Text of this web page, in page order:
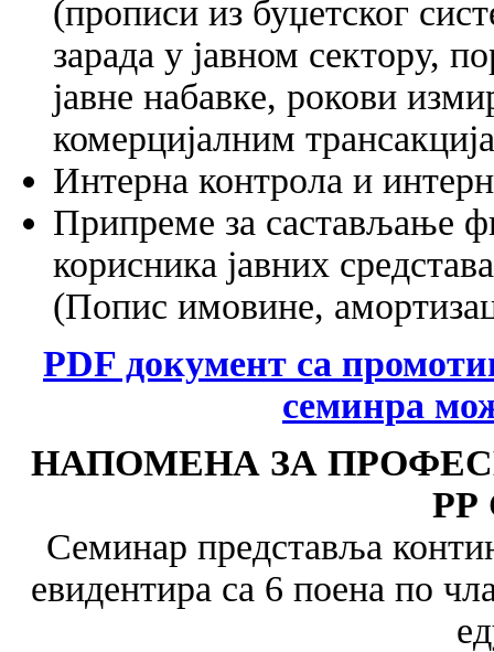
(прописи из буџетског
зарада у јавном сектору,
јавне набавке, рокови
комерцијалним
Интерна контрола и
Припреме за састављање
корисника јавних средстава
(Попис имовине,
PDF документ са
семинра
НАПОМЕНА ЗА
РР
Семинар представља
евидентира са 6 поена по